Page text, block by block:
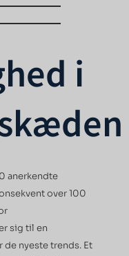
i
anerkendte
over 100
sig til en
nyeste trends. Et